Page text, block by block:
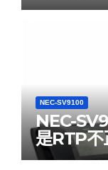
NEC-SV9100
NEC-
是RTP不